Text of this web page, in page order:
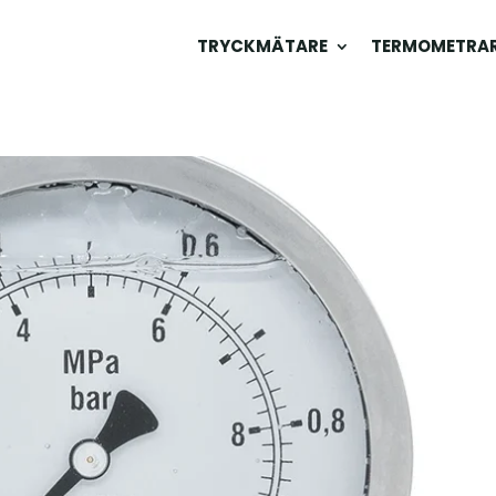
TRYCKMÄTARE